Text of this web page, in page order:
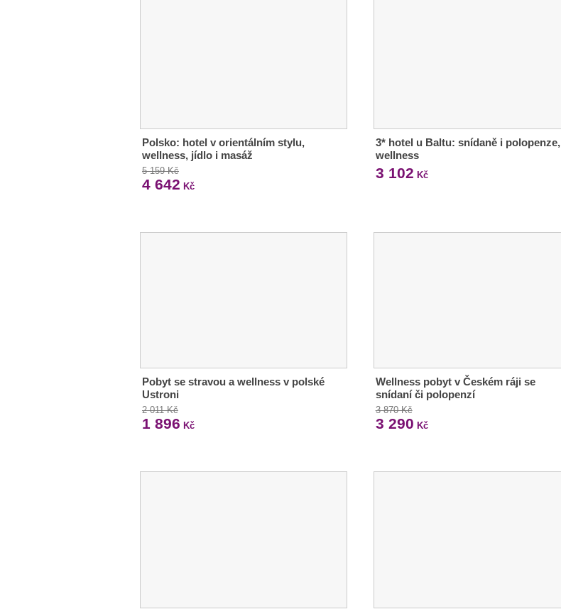
Polsko: hotel v orientálním stylu,
wellness, jídlo i masáž
5 159 Kč
4 642 Kč
3* hotel u Baltu: snídaně i polopenze,
wellness
3 102 Kč
Pobyt se stravou a wellness v polské
Ustroni
2 011 Kč
1 896 Kč
Wellness pobyt v Českém ráji se
snídaní či polopenzí
3 870 Kč
3 290 Kč